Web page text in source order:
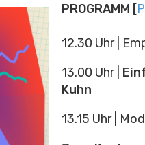
PROGRAMM [
12.30 Uhr |
13.00 Uhr |
Kuhn
13.15 Uhr |